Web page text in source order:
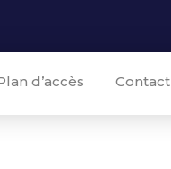
d’accès Contact